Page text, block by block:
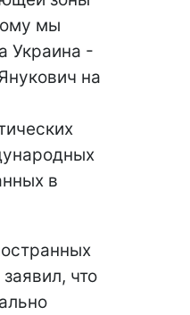
мы
Украина -
на
в
что